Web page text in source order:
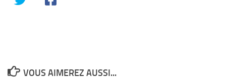
VOUS AIMEREZ AUSSI...